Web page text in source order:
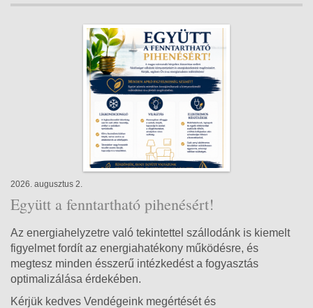
2026. augusztus 2.
Együtt a fenntartható pihenésért!
Az energiahelyzetre való tekintettel szállodánk is kiemelt
figyelmet fordít az energiahatékony működésre, és
megtesz minden ésszerű intézkedést a fogyasztás
optimalizálása érdekében.
Kérjük kedves Vendégeink megértését és